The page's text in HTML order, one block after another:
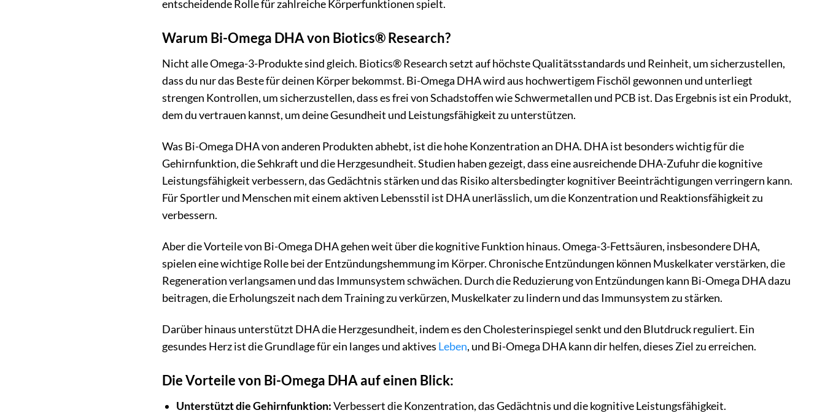
entscheidende Rolle für zahlreiche Körperfunktionen spielt.
Warum Bi-Omega DHA von Biotics® Research?
Nicht alle Omega-3-Produkte sind gleich. Biotics® Research setzt auf höchste Qualitätsstandards und Reinheit, um sicherzustellen,
dass du nur das Beste für deinen Körper bekommst. Bi-Omega DHA wird aus hochwertigem Fischöl gewonnen und unterliegt
strengen Kontrollen, um sicherzustellen, dass es frei von Schadstoffen wie Schwermetallen und PCB ist. Das Ergebnis ist ein Produkt,
dem du vertrauen kannst, um deine Gesundheit und Leistungsfähigkeit zu unterstützen.
Was Bi-Omega DHA von anderen Produkten abhebt, ist die hohe Konzentration an DHA. DHA ist besonders wichtig für die
Gehirnfunktion, die Sehkraft und die Herzgesundheit. Studien haben gezeigt, dass eine ausreichende DHA-Zufuhr die kognitive
Leistungsfähigkeit verbessern, das Gedächtnis stärken und das Risiko altersbedingter kognitiver Beeinträchtigungen verringern kann.
Für Sportler und Menschen mit einem aktiven Lebensstil ist DHA unerlässlich, um die Konzentration und Reaktionsfähigkeit zu
verbessern.
Aber die Vorteile von Bi-Omega DHA gehen weit über die kognitive Funktion hinaus. Omega-3-Fettsäuren, insbesondere DHA,
spielen eine wichtige Rolle bei der Entzündungshemmung im Körper. Chronische Entzündungen können Muskelkater verstärken, die
Regeneration verlangsamen und das Immunsystem schwächen. Durch die Reduzierung von Entzündungen kann Bi-Omega DHA dazu
beitragen, die Erholungszeit nach dem Training zu verkürzen, Muskelkater zu lindern und das Immunsystem zu stärken.
Darüber hinaus unterstützt DHA die Herzgesundheit, indem es den Cholesterinspiegel senkt und den Blutdruck reguliert. Ein
gesundes Herz ist die Grundlage für ein langes und aktives Leben, und Bi-Omega DHA kann dir helfen, dieses Ziel zu erreichen.
Die Vorteile von Bi-Omega DHA auf einen Blick:
Unterstützt die Gehirnfunktion:Verbessert die Konzentration, das Gedächtnis und die kognitive Leistungsfähigkeit.